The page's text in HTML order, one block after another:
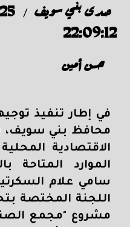
صدى بني سويف /
22:09:12
حسن أمين
في إطار تنفيذ
محافظ بني سويف،
الاقتصادية
الموارد المتاحة
سامي علام
اللجنة المختصة
مشروع "مجمع